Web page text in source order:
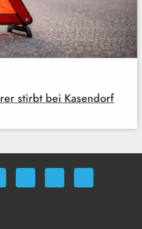
stirbt bei Kasendorf